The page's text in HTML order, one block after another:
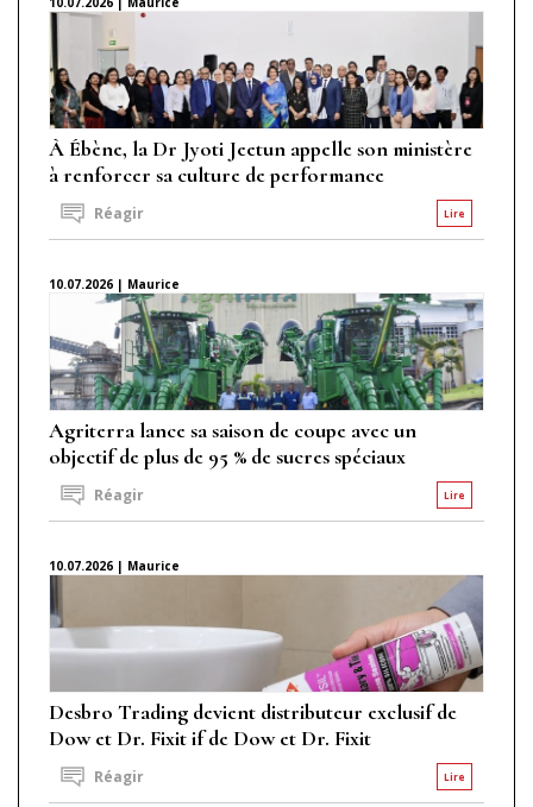
À Ébène, la Dr Jyoti Jeetun appelle son ministère
à renforcer sa culture de performance
Lire
Réagir
10.07.2026 | Maurice
Agriterra lance sa saison de coupe avec un
objectif de plus de 95 % de sucres spéciaux
Lire
Réagir
10.07.2026 | Maurice
Desbro Trading devient distributeur exclusif de
Dow et Dr. Fixit if de Dow et Dr. Fixit
Lire
Réagir